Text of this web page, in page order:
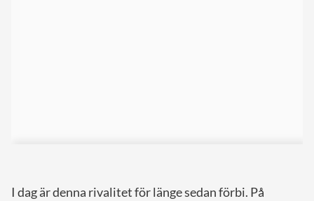
I dag är denna rivalitet för länge sedan förbi. På